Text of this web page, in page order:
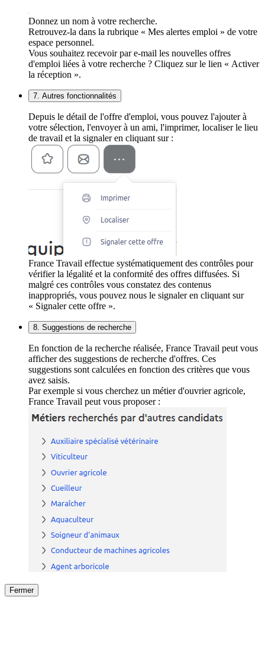
Donnez un nom à votre recherche.
Retrouvez-la dans la rubrique « Mes alertes emploi » de votre
espace personnel.
Vous souhaitez recevoir par e-mail les nouvelles offres
d'emploi liées à votre recherche ? Cliquez sur le lien « Activer
la réception ».
7. Autres fonctionnalités
Depuis le détail de l'offre d'emploi, vous pouvez l'ajouter à
votre sélection, l'envoyer à un ami, l'imprimer, localiser le lieu
de travail et la signaler en cliquant sur :
France Travail effectue systématiquement des contrôles pour
vérifier la légalité et la conformité des offres diffusées. Si
malgré ces contrôles vous constatez des contenus
inappropriés, vous pouvez nous le signaler en cliquant sur
« Signaler cette offre ».
8. Suggestions de recherche
En fonction de la recherche réalisée, France Travail peut vous
afficher des suggestions de recherche d'offres. Ces
suggestions sont calculées en fonction des critères que vous
avez saisis.
Par exemple si vous cherchez un métier d'ouvrier agricole,
France Travail peut vous proposer :
Fermer